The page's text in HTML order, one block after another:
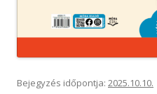
Bejegyzés időpontja: 2025.10.10.